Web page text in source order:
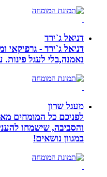
דניאל ג`ירד
דניאל ג`ירד - גרפיקאי
נאמנה,בלי לעגל פינות.
מעגל שרון
לפניכם כל המומחים
והסביבה, שישמחו
במגוון נושאים!